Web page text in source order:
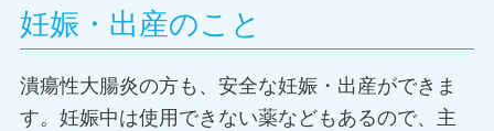
妊娠・出産のこと
潰瘍性大腸炎の方も、安全な妊娠・出産ができま
す。妊娠中は使用できない薬などもあるので、主